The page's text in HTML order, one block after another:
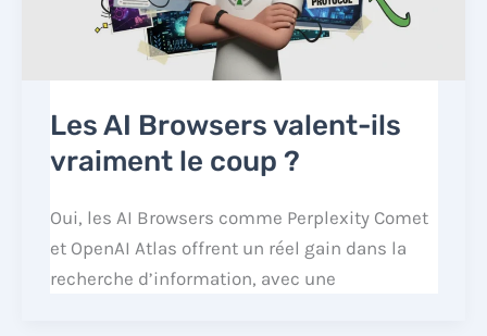
Les AI Browsers valent-ils
vraiment le coup ?
Oui, les AI Browsers comme Perplexity Comet
et OpenAI Atlas offrent un réel gain dans la
recherche d’information, avec une